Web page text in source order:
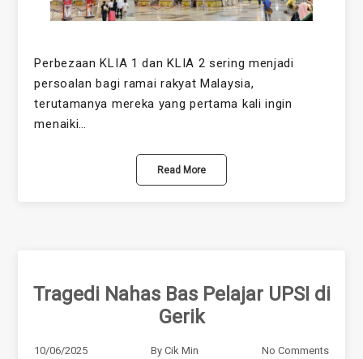
Perbezaan KLIA 1 dan KLIA 2 sering menjadi
persoalan bagi ramai rakyat Malaysia,
terutamanya mereka yang pertama kali ingin
menaiki…
Read More
Tragedi Nahas Bas Pelajar UPSI di
Gerik
10/06/2025 By Cik Min No Comments